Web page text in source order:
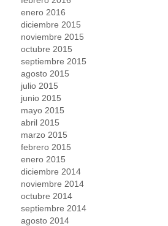
enero 2016
diciembre 2015
noviembre 2015
octubre 2015
septiembre 2015
agosto 2015
julio 2015
junio 2015
mayo 2015
abril 2015
marzo 2015
febrero 2015
enero 2015
diciembre 2014
noviembre 2014
octubre 2014
septiembre 2014
agosto 2014